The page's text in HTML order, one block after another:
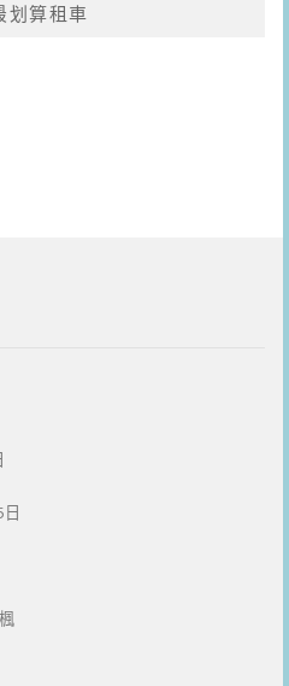
划算租車